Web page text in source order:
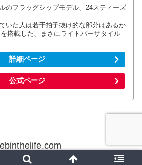
のフラッグシップモデル、24スティーズ
いた人は若干拍子抜け的な部分はあるか
搭載した、まさにライトバーサタイル
詳細ページ
公式ページ
webinthelife.com.